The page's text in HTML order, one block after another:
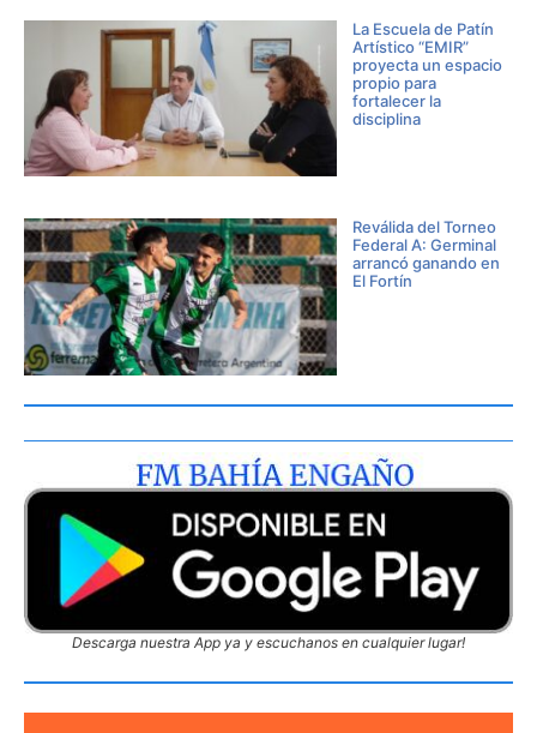
La Escuela de Patín
Artístico “EMIR”
proyecta un espacio
propio para
fortalecer la
disciplina
Reválida del Torneo
Federal A: Germinal
arrancó ganando en
El Fortín
Descarga nuestra App ya y escuchanos en cualquier lugar!